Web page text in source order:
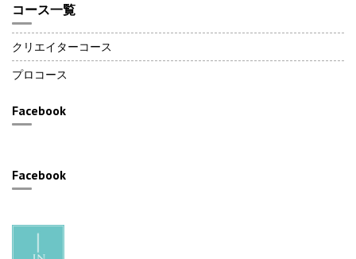
コース一覧
クリエイターコース
プロコース
Facebook
Facebook